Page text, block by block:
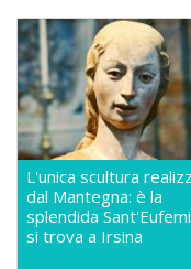
L'unica scultura
dal Mantegna: è la
splendida
si trova a Irsina